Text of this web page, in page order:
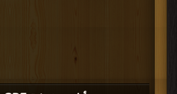
أنثى مخملية PDF